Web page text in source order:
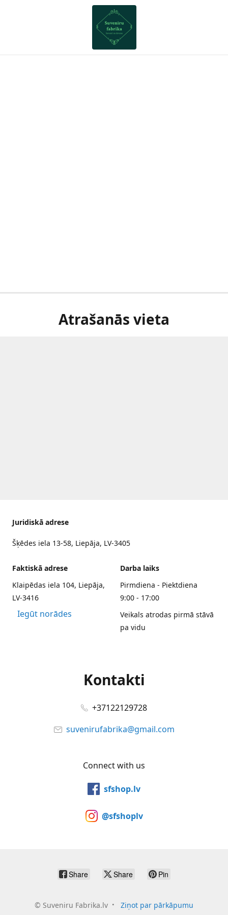
Atrašanās vieta
Juridiskā adrese
Šķēdes iela 13-58, Liepāja, LV-3405
Faktiskā adrese
Klaipēdas iela 104, Liepāja,
LV-3416
Iegūt norādes
Darba laiks
Pirmdiena - Piektdiena
9:00 - 17:00
Veikals atrodas pirmā stāvā
pa vidu
Kontakti
+37122129728
suvenirufabrika@gmail.com
Connect with us
sfshop.lv
@sfshoplv
Share Share Pin
© Suveniru Fabrika.lv Ziņot par pārkāpumu